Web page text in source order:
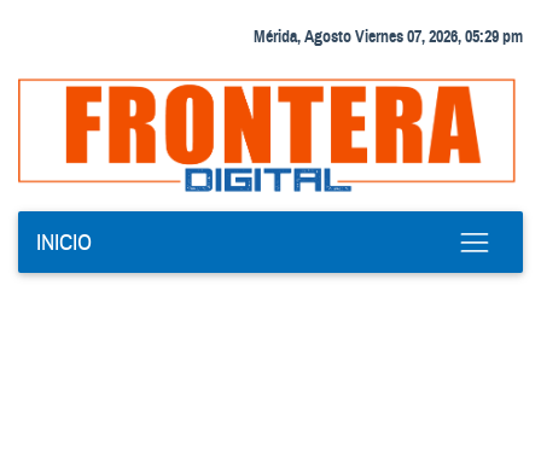
Mérida, Agosto Viernes 07, 2026, 05:29 pm
INICIO